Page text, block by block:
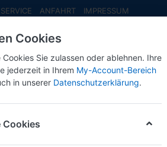
ANFAHRT IMPRESSUM
NEUHEITEN
Cookies
Sie zulassen oder ablehnen. Ihre
jederzeit in Ihrem My-Account-Bereich
in unserer Datenschutzerklärung.
Cookies